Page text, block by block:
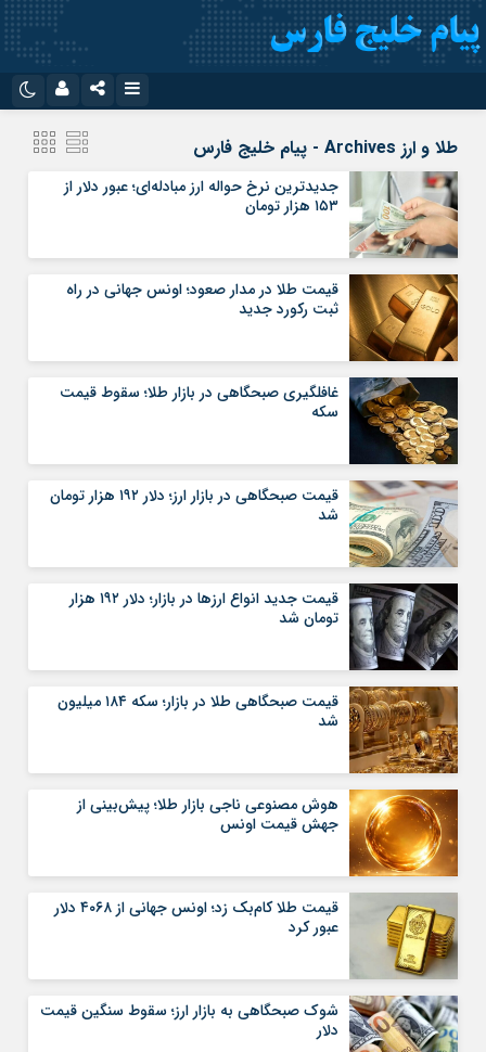
سروش
آپارات
رمز عبور
مرا به خاطر بسپار
طلا و ارز Archives - پیام خلیج فارس
جدیدترین نرخ حواله ارز مبادله‌ای؛ عبور دلار از
۱۵۳ هزار تومان
قیمت طلا در مدار صعود؛ اونس جهانی در راه
ثبت رکورد جدید
غافلگیری صبحگاهی در بازار طلا؛ سقوط قیمت
سکه
قیمت صبحگاهی در بازار ارز؛ دلار ۱۹۲ هزار تومان
شد
قیمت جدید انواع ارزها در بازار؛ دلار ۱۹۲ هزار
تومان شد
قیمت صبحگاهی طلا در بازار؛ سکه ۱۸۴ میلیون
شد
هوش مصنوعی ناجی بازار طلا؛ پیش‌بینی از
جهش قیمت اونس
قیمت طلا کام‌بک زد؛ اونس جهانی از ۴۰۶۸ دلار
عبور کرد
شوک صبحگاهی به بازار ارز؛ سقوط سنگین قیمت
دلار